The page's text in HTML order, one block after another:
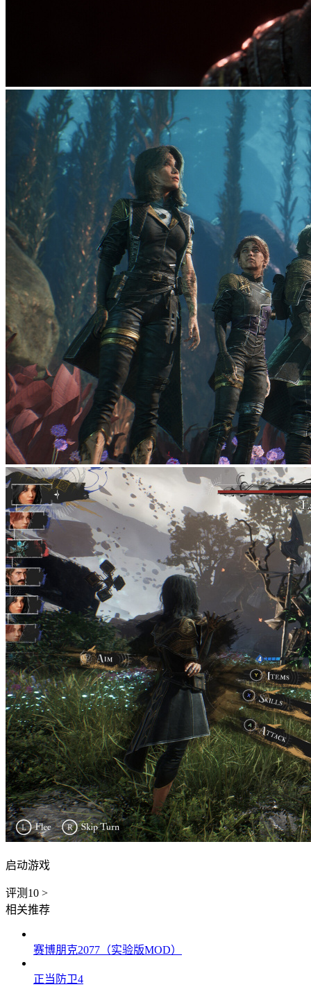
启动游戏
评测 10 >
相关推荐
赛博朋克2077（实验版MOD）
正当防卫4